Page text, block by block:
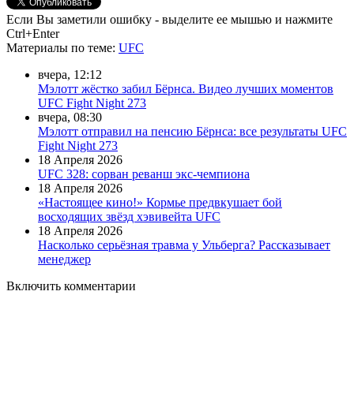
Если Вы заметили ошибку - выделите ее мышью и нажмите
Ctrl+Enter
Материалы по теме: UFC
вчера, 12:12
Мэлотт жёстко забил Бёрнса. Видео лучших моментов
UFC Fight Night 273
вчера, 08:30
Мэлотт отправил на пенсию Бёрнса: все результаты UFC
Fight Night 273
18 Апреля 2026
UFC 328: сорван реванш экс-чемпиона
18 Апреля 2026
«Настоящее кино!» Кормье предвкушает бой
восходящих звёзд хэвивейта UFC
18 Апреля 2026
Насколько серьёзная травма у Ульберга? Рассказывает
менеджер
Включить комментарии